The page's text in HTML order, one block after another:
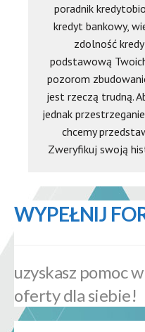
poradnik
kredyt bankowy,
zdolność
podstawową
pozorom
jest rzeczą trudną.
jednak
chcemy
Zweryfikuj swoją
WYPEŁNIJ
uzyskasz pomoc
oferty dla siebie!